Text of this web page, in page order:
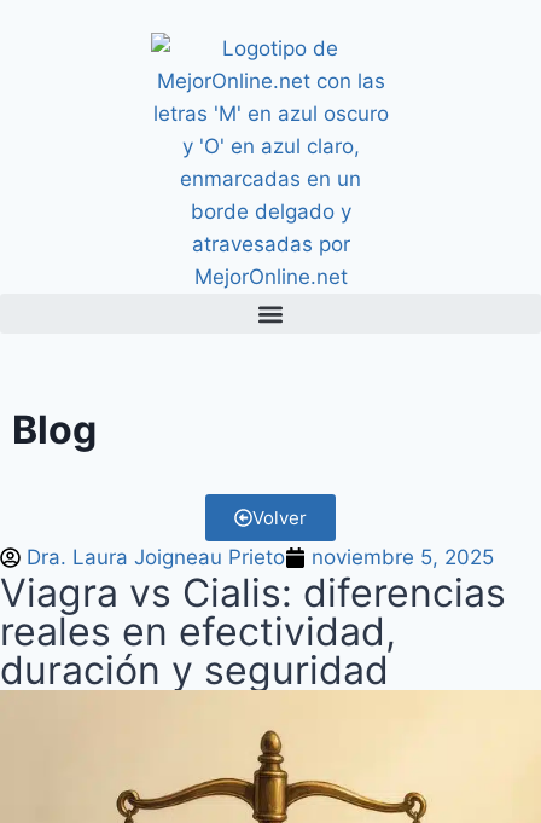
Blog
Volver
Dra. Laura Joigneau Prieto noviembre 5, 2025
Viagra vs Cialis: diferencias
reales en efectividad,
duración y seguridad